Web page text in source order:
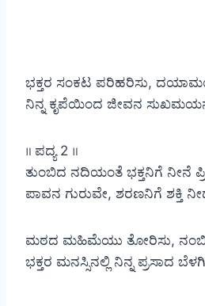
ಭಕ್ತರ ಸಂಕಟ ಪರಿಹರಿಸು,
ನಿನ್ನ ಕೃಪೆಯಿಂದ ಜೀವನ
॥ ಪದ್ಯ 2 ॥
ತುಂಬಿದ ನದಿಯಂತೆ ಭಕ್ತನಿಗೆ ನೀನೆ
ಪಾವನ ಗುರುವೇ, ಶರಣನಿಗೆ ಶಕ್ತಿ
ಮಠದ ಮಹಿಮೆಯು ತೋರಿಸು,
ಭಕ್ತರ ಮನಸ್ಸಿನಲ್ಲಿ ನಿನ್ನ ಪ್ರಸಾದ